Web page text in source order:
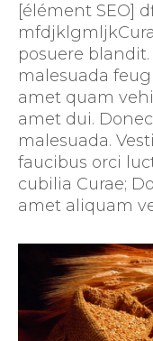
[élément SEO]
posuere
malesuada
amet quam
amet dui.
malesuada.
faucibus orci
cubilia Curae;
amet aliquam